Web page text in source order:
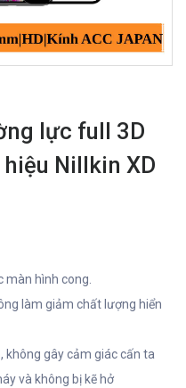
lực full 3D
Nillkin XD
màn hình cong.
làm giảm chất lượng hiển
không gây cảm giác cấn ta
và không bị kẽ hở